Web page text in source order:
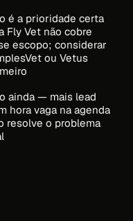
é a prioridade certa
Fly Vet não cobre
escopo; considerar
ou Vetus
ainda — mais lead
hora vaga na agenda
resolve o problema